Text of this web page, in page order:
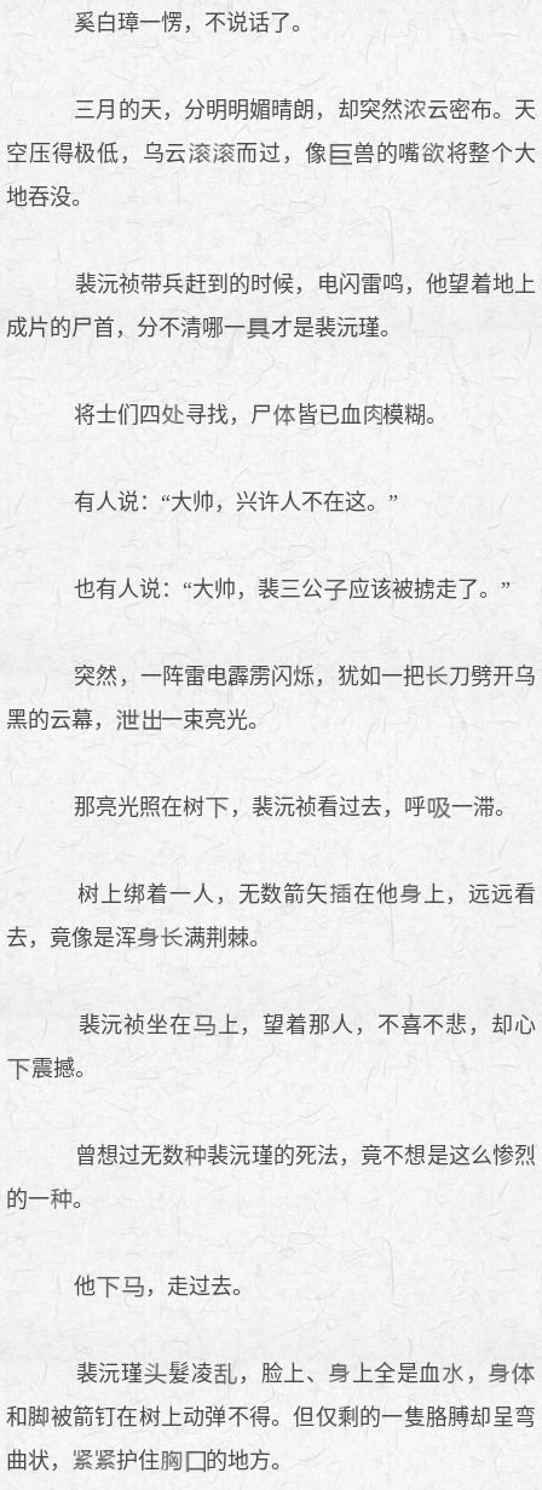
奚白璋一愣，不说话了。
三月的天，分明明媚晴朗，却突然
云密布。天
空压得极低，乌云
而过，像 兽的嘴
将整个大
地吞没。
裴沅祯带兵赶到的时候，电闪雷鸣，他望着地上
成片的尸首，分不清哪一
才是裴沅瑾。
将士们四 寻找，尸 皆已血 模糊。
有人说：“大帅，兴许人不在这。”
也有人说：“大帅，裴三公 应该被掳走了。”
突然，一阵雷电霹雳闪烁，犹如一把
刀劈开乌
黑的云幕，
一束亮光。
那亮光照在树 ，裴沅祯看过去，呼 一滞。
树上绑着一人，无数箭矢 在他
上，远远看
去，竟像是浑
满荆棘。
裴沅祯坐在
上，望着那人，不喜不悲，却心
震撼。
曾想过无数
裴沅瑾的死法，竟不想是这么惨烈
的一
。
他 ，走过去。
裴沅瑾 髮凌 ，脸上、 上全是血
，
和脚被箭钉在树上动弹不得。但仅剩的一隻胳膊却呈弯
曲状，
护住 的地方。